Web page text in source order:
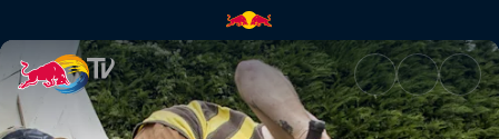
The journey begins | Red Bull